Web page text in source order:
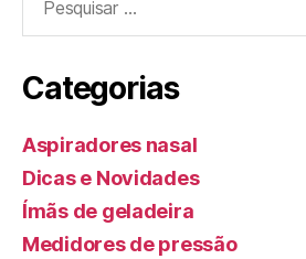
por:
Categorias
Aspiradores nasal
Dicas e Novidades
Ímãs de geladeira
Medidores de pressão